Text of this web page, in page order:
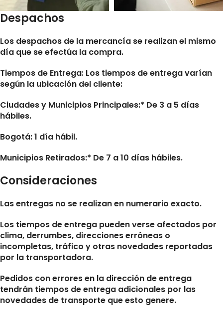
Despachos
Los despachos de la mercancía se realizan el mismo
día que se efectúa la compra.
Tiempos de Entrega: Los tiempos de entrega varían
según la ubicación del cliente:
Ciudades y Municipios Principales:* De 3 a 5 días
hábiles.
Bogotá: 1 día hábil.
Municipios Retirados:* De 7 a 10 días hábiles.
Consideraciones
Las entregas no se realizan en numerario exacto.
Los tiempos de entrega pueden verse afectados por
clima, derrumbes, direcciones erróneas o
incompletas, tráfico y otras novedades reportadas
por la transportadora.
Pedidos con errores en la dirección de entrega
tendrán tiempos de entrega adicionales por las
novedades de transporte que esto genere.